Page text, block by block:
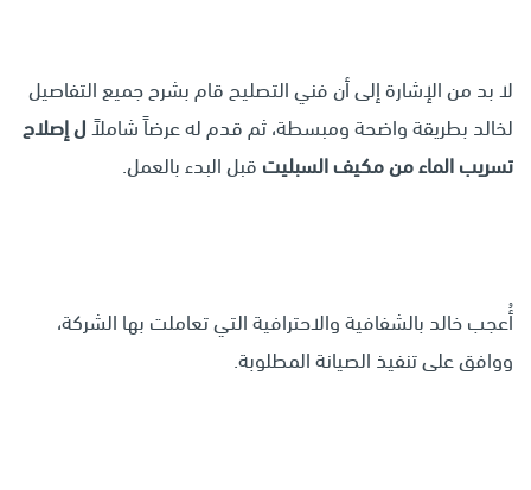
لا بد من الإشارة إلى أن فني التصليح قام بشرح جميع التفاصيل
لخالد بطريقة واضحة ومبسطة، ثم قدم له عرضاً شاملاًل إصلاح
تسريب الماء من مكيف السبليت قبل البدء بالعمل.
أُعجب خالد بالشفافية والاحترافية التي تعاملت بها الشركة،
ووافق على تنفيذ الصيانة المطلوبة.